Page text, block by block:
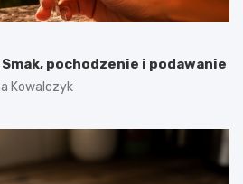
pochodzenie i podawanie
Kowalczyk